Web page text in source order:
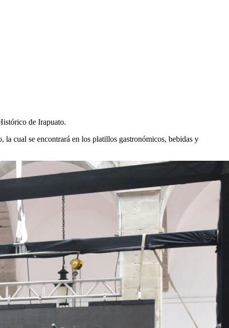
de Irapuato.
cual se encontrará en los platillos gastronómicos, bebidas y